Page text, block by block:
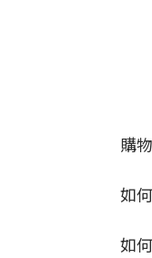
購
如
如